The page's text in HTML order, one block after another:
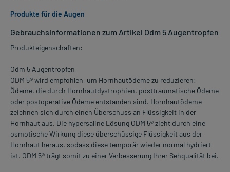
Gebrauchsinformationen zum Artikel Odm 5 Augentropfen
Produkteigenschaften:
Odm 5 Augentropfen
ODM 5® wird empfohlen, um Hornhautödeme zu reduzieren:
Ödeme, die durch Hornhautdystrophien, posttraumatische Ödeme
oder postoperative Ödeme entstanden sind. Hornhautödeme
zeichnen sich durch einen Überschuss an Flüssigkeit in der
Hornhaut aus. Die hypersaline Lösung ODM 5® zieht durch eine
osmotische Wirkung diese überschüssige Flüssigkeit aus der
Hornhaut heraus, sodass diese temporär wieder normal hydriert
ist. ODM 5® trägt somit zu einer Verbesserung Ihrer Sehqualität bei.
Produkte für die Augen